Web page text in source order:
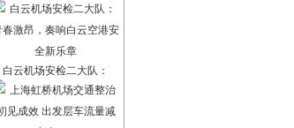
白云机场安检二大队：